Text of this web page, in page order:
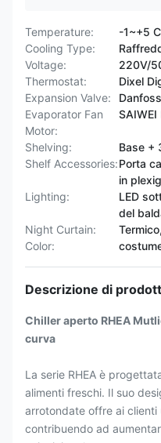
Temperature:
-1~+5 C
Cooling Type:
Voltage:
220V/
Thermostat:
Dixel
Expansion Valve:
Evaporator Fan
Motor:
SAIWEI
Shelving:
Base +
Shelf Accessories:Porta
in
Lighting:
LED
del
Night Curtain:
Color:
Descrizione di
Chiller aperto RHEA
curva
La serie RHEA è
alimenti freschi. Il suo
arrotondate offre ai clienti
contribuendo ad